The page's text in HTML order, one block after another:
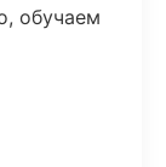
обучаем